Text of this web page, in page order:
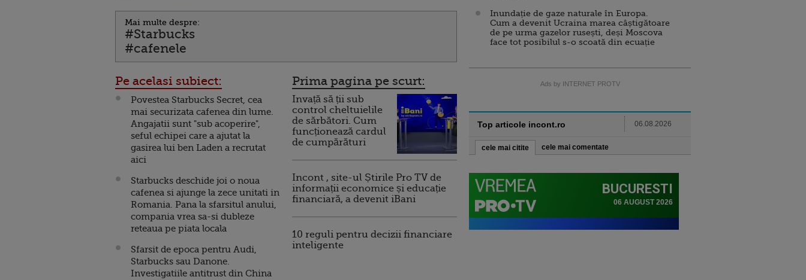
Mai multe despre:
#Starbucks
#cafenele
Pe acelasi subiect:
Povestea Starbucks Secret, cea
mai securizata cafenea din lume.
Angajatii sunt "sub acoperire",
seful echipei care a ajutat la
gasirea lui ben Laden a recrutat
aici
Starbucks deschide joi o noua
cafenea si ajunge la zece unitati in
Romania. Pana la sfarsitul anului,
compania vrea sa-si dubleze
reteaua pe piata locala
Sfarsit de epoca pentru Audi,
Starbucks sau Danone.
Investigatiile antitrust din China
Prima pagina pe scurt:
Invață să ții sub
control cheltuielile
de sărbători. Cum
funcționează cardul
de cumpărături
Incont , site-ul Știrile Pro TV de
informații economice și educație
financiară, a devenit iBani
10 reguli pentru decizii financiare
inteligente
Inundație de gaze naturale în Europa.
Cum a devenit Ucraina marea câștigătoare
de pe urma gazelor rusești, deși Moscova
face tot posibilul s-o scoată din ecuație
Ads by INTERNET PROTV
Top articole incont.ro 06.08.2026
cele mai citite cele mai comentate